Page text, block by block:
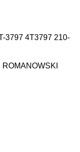
3797 4T3797 210-